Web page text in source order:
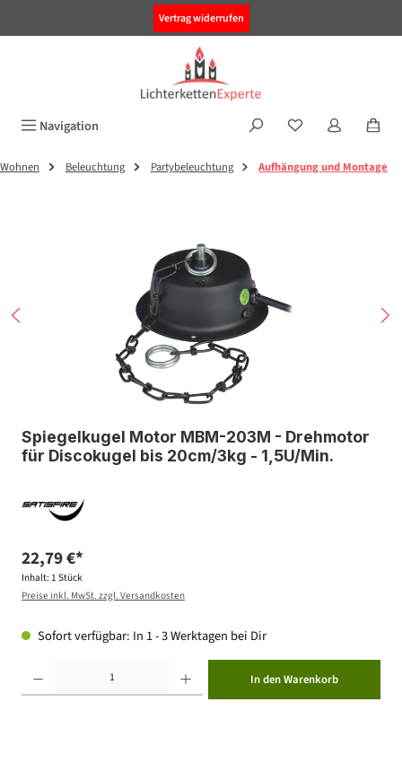
Vertrag widerrufen
Navigation
Wohnen Beleuchtung Partybeleuchtung Aufhängung und Montage
Spiegelkugel Motor MBM-203M - Drehmotor
für Discokugel bis 20cm/3kg - 1,5U/Min.
22,79 €*
Inhalt: 1 Stück
Preise inkl. MwSt. zzgl. Versandkosten
Sofort verfügbar: In 1 - 3 Werktagen bei Dir
In den Warenkorb